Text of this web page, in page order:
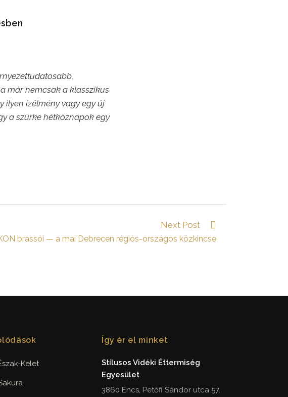
már nemcsak a klasszikus
ilyen ízélmény vagy egy új
a szürke hétköznapok egy
Next Post
brassói — a mai Debrecen régiós-országos közkincse
Kelet
Így ér el minket
Stílusos Vidéki Éttermiség
Egyesület
3860 Encs, Petőfi Sándor utca 57.